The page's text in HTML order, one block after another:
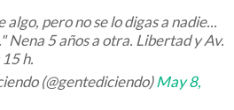
algo, pero no se lo digas a nadie...
Nena 5 años a otra. Libertad y Av.
h.
(@gentediciendo)May 8,